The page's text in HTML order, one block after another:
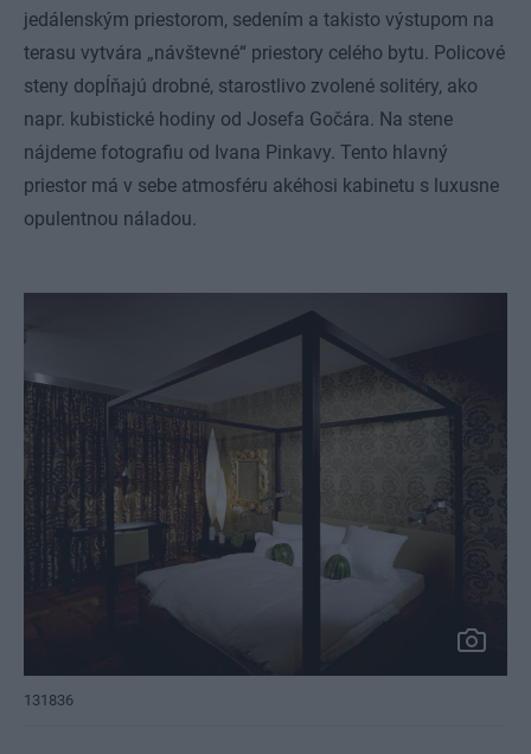
jedálenským priestorom, sedením a takisto výstupom na
terasu vytvára „návštevné“ priestory celého bytu. Policové
steny dopĺňajú drobné, starostlivo zvolené solitéry, ako
napr. kubistické hodiny od Josefa Gočára. Na stene
nájdeme fotografiu od Ivana Pinkavy. Tento hlavný
priestor má v sebe atmosféru akéhosi kabinetu s luxusne
opulentnou náladou.
131836